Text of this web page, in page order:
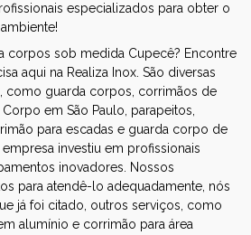
especializados para obter o
corpos sob medida Cupecê? Encontre
aqui na Realiza Inox. São diversas
como guarda corpos, corrimãos de
em São Paulo, parapeitos,
para escadas e guarda corpo de
investiu em profissionais
inovadores. Nossos
para atendê-lo adequadamente, nós
já foi citado, outros serviços, como
alumínio e corrimão para área